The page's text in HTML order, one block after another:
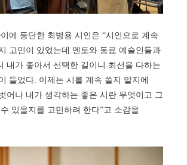
에 등단한 최병용 시인은 “시인으로 계속
고민이 있었는데 멘토와 동료 예술인들과
내가 좋아서 선택한 길이니 최선을 다하는
들었다. 이제는 시를 계속 쓸지 말지에
어나 내가 생각하는 좋은 시란 무엇이고 그
있을지를 고민하려 한다”고 소감을